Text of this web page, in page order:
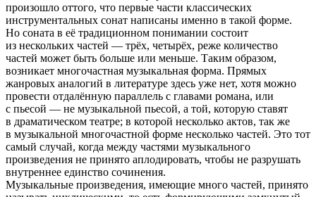
произошло оттого, что первые части классических
инструментальных сонат написаны именно в такой форме.
Но соната в её традиционном понимании состоит
из нескольких частей — трёх, четырёх, реже количество
частей может быть больше или меньше. Таким образом,
возникает многочастная музыкальная форма. Прямых
жанровых аналогий в литературе здесь уже нет, хотя можно
провести отдалённую параллель с главами романа, или
с пьесой — не музыкальной пьесой, а той, которую ставят
в драматическом театре; в которой несколько актов, так же
в музыкальной многочастной форме несколько частей. Это тот
самый случай, когда между частями музыкального
произведения не принято аплодировать, чтобы не разрушать
внутреннее единство сочинения.
Музыкальные произведения, имеющие много частей, принято